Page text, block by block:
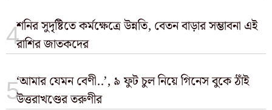
শনির সুদৃষ্টিতে কর্মক্ষেত্রে উন্নতি, বেতন বাড়ার সম্ভাবনা এই
রাশির জাতকদের
‘আমার যেমন বেণী..’, ৯ ফুট চুল নিয়ে গিনেস বুকে ঠাঁই
উত্তরাখণ্ডের তরুণীর